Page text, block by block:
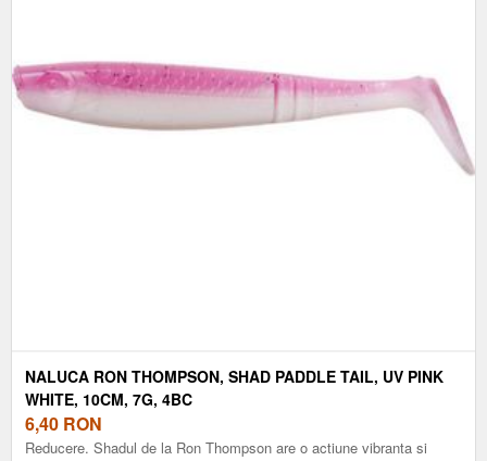
NALUCA RON THOMPSON, SHAD PADDLE TAIL, UV PINK
WHITE, 10CM, 7G, 4BC
6,40 RON
Reducere. Shadul de la Ron Thompson are o actiune vibranta si